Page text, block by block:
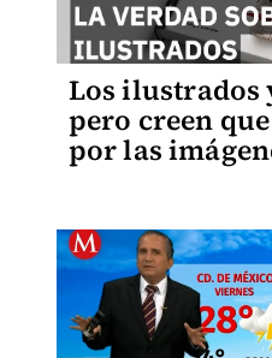
Los ilustrados
pero creen
por las